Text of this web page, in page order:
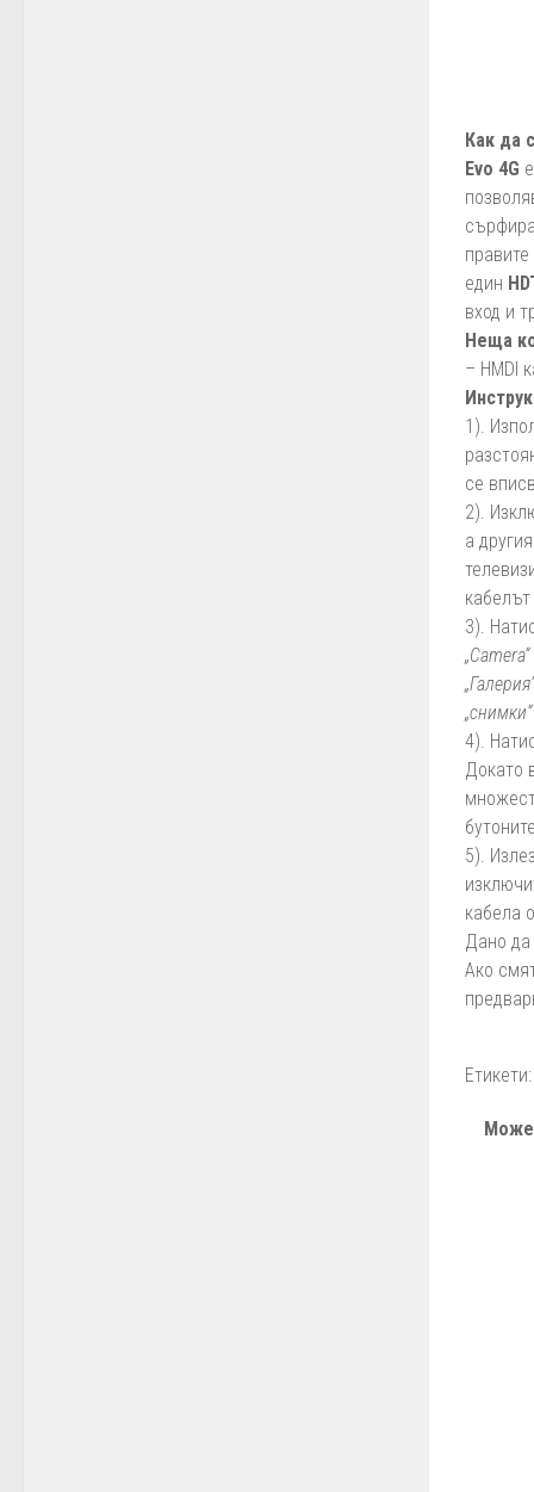
Как да
Evo 4G
един
вход и
Неща
– HMDI
1).
се
2).
а
3).
„Camera“
„Галерия“
„снимки“
4).
Докато
5).
кабела
Дано
Ако
Етикети:
Може